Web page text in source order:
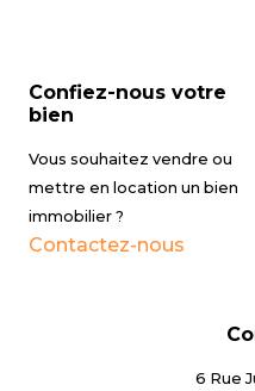
Confiez-nous votre
bien
Vous souhaitez vendre ou
mettre en location un bien
immobilier ?
Contactez-nous
6 Rue